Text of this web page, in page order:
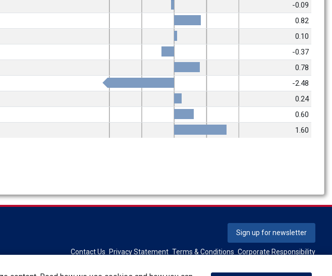
-0.09
0.82
0.10
-0.37
0.78
-2.48
0.24
0.60
1.60
Sign up for newsletter
Contact Us Privacy Statement Terms & Conditions Corporate Responsibility